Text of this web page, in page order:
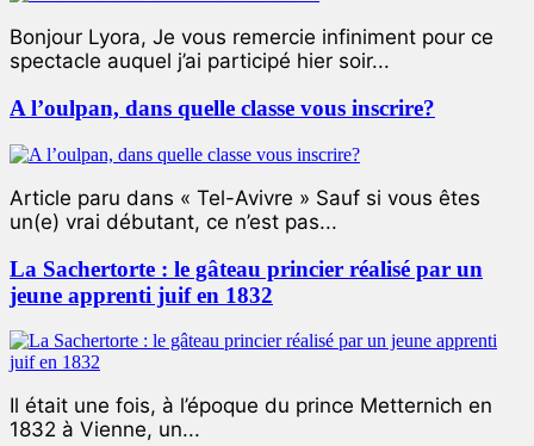
Bonjour Lyora, Je vous remercie infiniment pour ce
spectacle auquel j’ai participé hier soir...
A l’oulpan, dans quelle classe vous inscrire?
Article paru dans « Tel-Avivre » Sauf si vous êtes
un(e) vrai débutant, ce n’est pas...
La Sachertorte : le gâteau princier réalisé par un
jeune apprenti juif en 1832
Il était une fois, à l’époque du prince Metternich en
1832 à Vienne, un...